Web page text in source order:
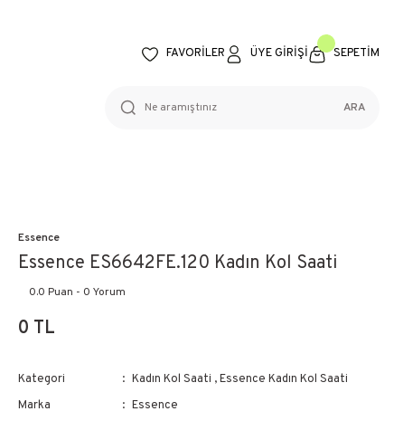
FAVORİLER ÜYE GİRİŞİ SEPETİM
ARA
Essence
Essence ES6642FE.120 Kadın Kol Saati
0.0 Puan - 0 Yorum
0 TL
Kategori Kadın Kol Saati ,Essence Kadın Kol Saati
Marka
Essence